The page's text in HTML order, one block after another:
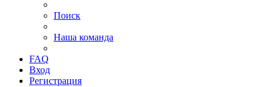
Поиск
Наша команда
FAQ
Вход
Регистрация